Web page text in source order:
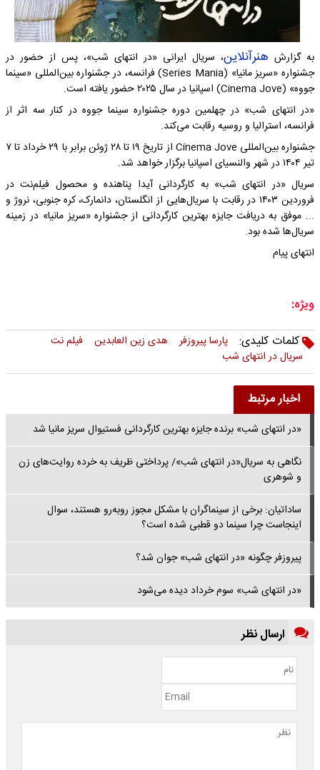
به گزارش هنرآنلاین، سریال ایرانی «در انتهای شب»، پس از حضور در
جشنواره «سریز مانیا» (Series Mania) فرانسه، در جشنواره بین‌المللی «سینما
جووه» (Cinema Jove) اسپانیا در سال ۲۰۲۵ حضور یافته است.
«در انتهای شب» در چهلمین دوره جشنواره سینما جووه در کنار سه اثر از
فرانسه، استرالیا و روسیه رقابت می‌کند.
جشنواره بین‌المللی Cinema Jove از تاریخ ۱۹ تا ۲۸ ژوئن برابر با ۲۹ خرداد تا ۷
تیر ۱۴۰۴ در شهر والنسیای اسپانیا برگزار خواهد شد.
سریال «در انتهای شب» به کارگردانی آیدا پناهنده و محصول فیلم‌نت در
فروردین ۱۴۰۳ در رقابت با سریال‌هایی از انگلستان، دانمارک، کره جنوبی، نروژ و
... موفق به دریافت جایزه بهترین کارگردانی از جشنواره «سریز مانیا» در زمینه
سریال‌ها شده بود.
انتهای پیام
ویژه:
کلمات کلیدی:
پارسا پیروزفر هدی زین العابدین
فیلم نت
سریال در انتهای شب
اخبار مرتبط
«در انتهای شب» برنده جایزه بهترین کارگردانی فستیوال سریز مانیا شد
نگاهی به سریال«در انتهای شب»/ پرداختی ظریف به خرده روایت‌های زن
و شوهری
ساداتیان: برخی از سینماگران با مشکل مجوز روبه‌رو هستند، سوال
اینجاست چرا سینما دو قطبی شده است؟
پیروزفر چگونه «در انتهای شب» جوان شد؟
«در انتهای شب» سوم خرداد دیده می‌شود
ارسال نظر